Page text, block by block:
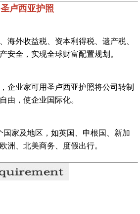
卢西亚护照
海外收益税、资本利得税、遗产税、
安全，实现全球财富配置规划。
企业家可用圣卢西亚护照将公司转制
由，使企业国际化。
国家及地区，如英国、申根国、新加
洲、北美商务、度假出行。